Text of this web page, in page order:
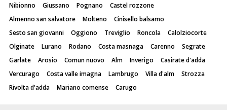
Nibionno
Giussano Pognano
Castel rozzone
Almenno san salvatore
Molteno
Cinisello balsamo
Sesto san giovanni
Oggiono Treviglio Roncola
Calolziocorte
Olginate
Lurano Rodano Costa masnaga Carenno
Segrate
Garlate
Arosio Comun nuovo Alm Inverigo
Casirate d'adda
Vercurago
Costa valle imagna Lambrugo Villa d'alm
Strozza
Rivolta d'adda
Mariano comense Carugo